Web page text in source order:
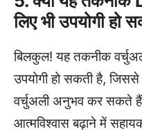
लिए भी उपयोगी हो
बिलकुल! यह तकनीक
उपयोगी हो सकती है,
वर्चुअली अनुभव कर सकते
आत्मविश्वास बढ़ाने में